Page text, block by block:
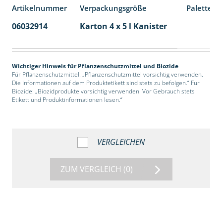
Artikelnummer Verpackungsgröße
06032914 Karton 4 x 5 l Kanister
Wichtiger Hinweis für Pflanzenschutzmittel und Biozide
Für Pflanzenschutzmittel: „Pflanzenschutzmittel vorsichtig verwenden.
Die Informationen auf dem Produktetikett sind stets zu befolgen.“ Für
Biozide: „Biozidprodukte vorsichtig verwenden. Vor Gebrauch stets
Etikett und Produktinformationen lesen.“
VERGLEICHEN
ZUM VERGLEICH (0)